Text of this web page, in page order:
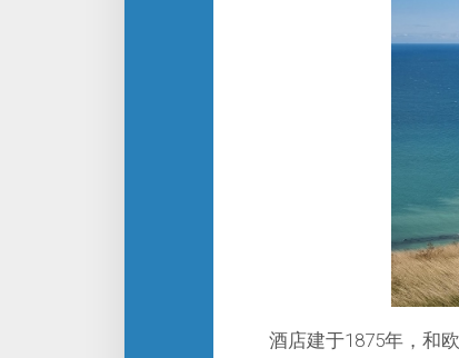
酒店建于1875年，和